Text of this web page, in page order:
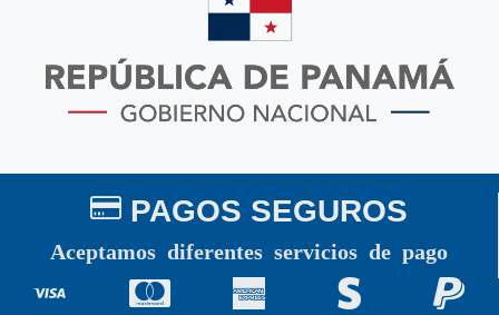
PAGOS SEGUROS
Aceptamos diferentes servicios de pago